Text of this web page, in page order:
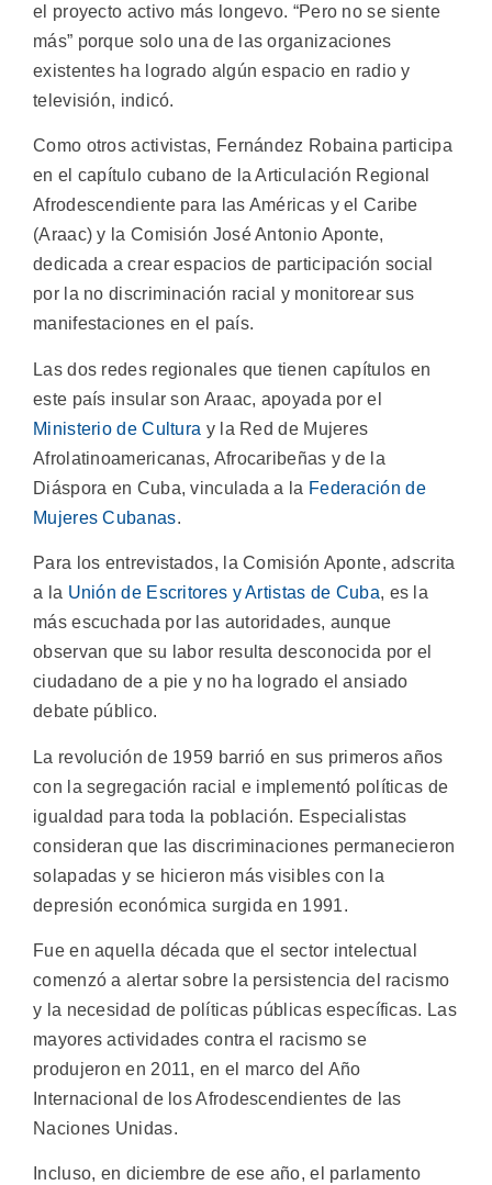
el proyecto activo más longevo. “Pero no se siente
más” porque solo una de las organizaciones
existentes ha logrado algún espacio en radio y
televisión, indicó.
Como otros activistas, Fernández Robaina participa
en el capítulo cubano de la Articulación Regional
Afrodescendiente para las Américas y el Caribe
(Araac) y la Comisión José Antonio Aponte,
dedicada a crear espacios de participación social
por la no discriminación racial y monitorear sus
manifestaciones en el país.
Las dos redes regionales que tienen capítulos en
este país insular son Araac, apoyada por el
Ministerio de Cultura y la Red de Mujeres
Afrolatinoamericanas, Afrocaribeñas y de la
Diáspora en Cuba, vinculada a la Federación de
Mujeres Cubanas.
Para los entrevistados, la Comisión Aponte, adscrita
a la Unión de Escritores y Artistas de Cuba, es la
más escuchada por las autoridades, aunque
observan que su labor resulta desconocida por el
ciudadano de a pie y no ha logrado el ansiado
debate público.
La revolución de 1959 barrió en sus primeros años
con la segregación racial e implementó políticas de
igualdad para toda la población. Especialistas
consideran que las discriminaciones permanecieron
solapadas y se hicieron más visibles con la
depresión económica surgida en 1991.
Fue en aquella década que el sector intelectual
comenzó a alertar sobre la persistencia del racismo
y la necesidad de políticas públicas específicas. Las
mayores actividades contra el racismo se
produjeron en 2011, en el marco del Año
Internacional de los Afrodescendientes de las
Naciones Unidas.
Incluso, en diciembre de ese año, el parlamento